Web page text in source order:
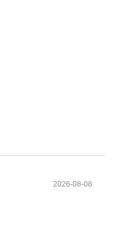
2026-08-08